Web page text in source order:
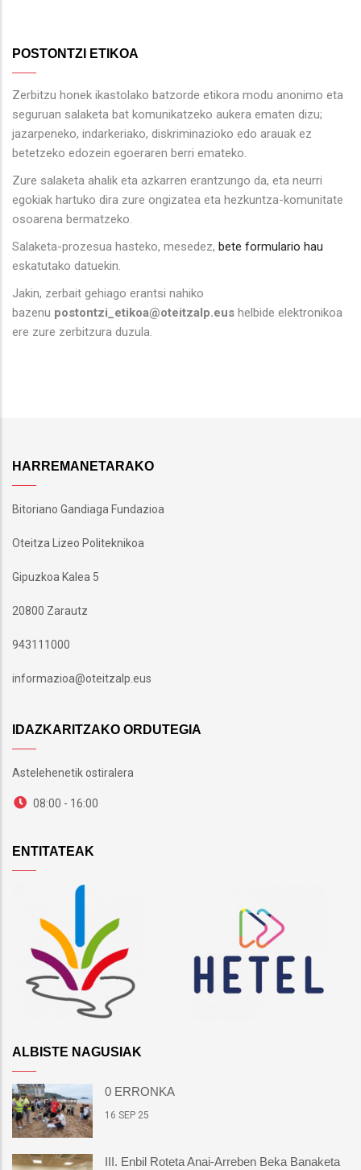
POSTONTZI ETIKOA
Zerbitzu honek ikastolako batzorde etikora modu anonimo eta
seguruan salaketa bat komunikatzeko aukera ematen dizu;
jazarpeneko, indarkeriako, diskriminazioko edo arauak ez
betetzeko edozein egoeraren berri emateko.
Zure salaketa ahalik eta azkarren erantzungo da, eta neurri
egokiak hartuko dira zure ongizatea eta hezkuntza-komunitate
osoarena bermatzeko.
Salaketa-prozesua hasteko, mesedez, bete formulario hau
eskatutako datuekin.
Jakin, zerbait gehiago erantsi nahiko
bazenu postontzi_etikoa@oteitzalp.eus helbide elektronikoa
ere zure zerbitzura duzula.
HARREMANETARAKO
Bitoriano Gandiaga Fundazioa
Oteitza Lizeo Politeknikoa
Gipuzkoa Kalea 5
20800 Zarautz
943111000
informazioa@oteitzalp.eus
IDAZKARITZAKO ORDUTEGIA
Astelehenetik ostiralera
08:00 - 16:00
ENTITATEAK
ALBISTE NAGUSIAK
0 ERRONKA
16 SEP 25
III. Enbil Roteta Anai-Arreben Beka Banaketa